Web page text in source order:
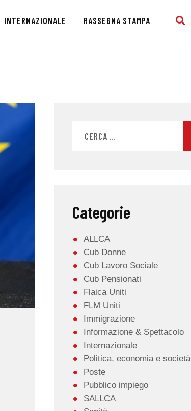
INTERNAZIONALE RASSEGNA STAMPA
Categorie
ALLCA
Cub Donne
Cub Lavoro Sociale
Cub Pensionati
Flaica Uniti
FLM Uniti
Immigrazione
Informazione & Spettacolo
Internazionale
Politica, economia e società
Poste
Pubblico impiego
SALLCA